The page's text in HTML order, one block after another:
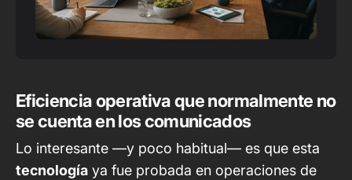
Eficiencia operativa que normalmente no
se cuenta en los comunicados
Lo interesante —y poco habitual— es que esta
tecnología ya fue probada en operaciones de